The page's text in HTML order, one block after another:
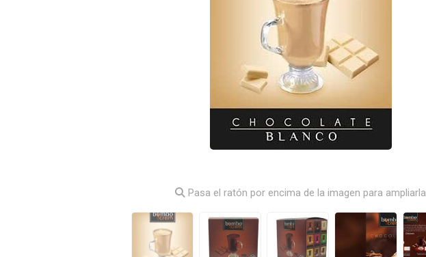
Pasa el ratón por encima de la imagen para ampliarla